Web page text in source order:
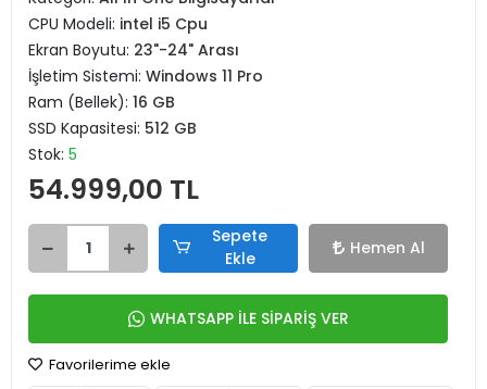
ASUS AIO P440VAK-PEFPCC110 C5-210H
16GB 512GB SSD 23.8 WİN11 PRO SİYAH
Ürün Kodu:RR4565T1CD
Barkod:0199291300163-01
Marka:
Kategori:All In One Bilgisayarlar
CPU Modeli: intel i5 Cpu
Ekran Boyutu:
23"-24" Arası
İşletim Sistemi:
Windows 11 Pro
SSD Kapasitesi: 512 GB
Stok:
54.999,00 TL